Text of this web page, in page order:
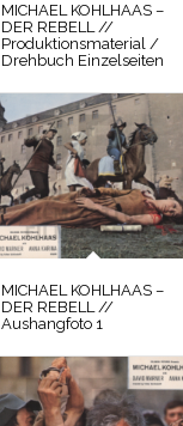
MICHAEL KOHLHAAS –
DER REBELL //
Produktionsmaterial /
Drehbuch Einzelseiten
MICHAEL KOHLHAAS –
DER REBELL //
Aushangfoto 1